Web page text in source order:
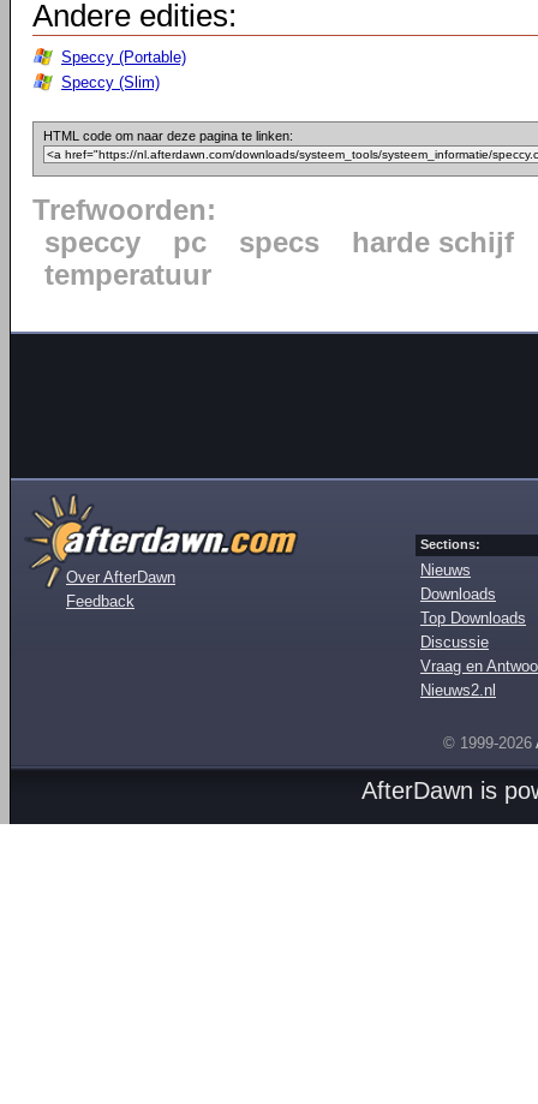
Andere edities:
Speccy (Portable)
Speccy (Slim)
HTML code om naar deze pagina te linken:
Trefwoorden:
speccy
pc specs
harde schijf
temperatuur
Over AfterDawn
Feedback
Sections:
Nieuws
Downloads
Top Downloads
Discussie
Vraag en
Nieuws2.nl
© 1999-2026
AfterDawn is